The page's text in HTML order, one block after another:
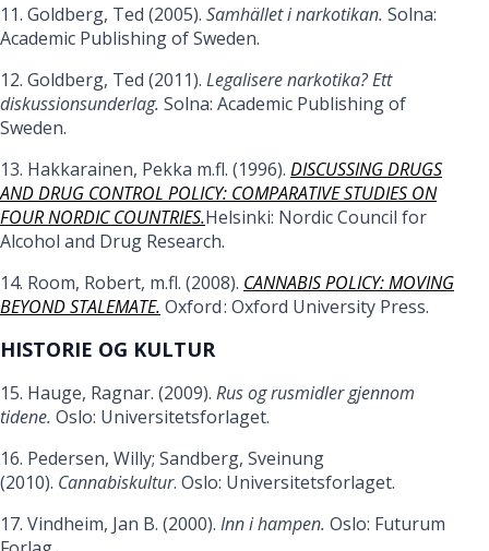
11. Goldberg, Ted (2005). Samhället i narkotikan. Solna:
Academic Publishing of Sweden.
12. Goldberg, Ted (2011). Legalisere narkotika? Ett
diskussionsunderlag. Solna: Academic Publishing of
Sweden.
13. Hakkarainen, Pekka m.fl. (1996). DISCUSSING DRUGS
AND DRUG CONTROL POLICY: COMPARATIVE STUDIES ON
FOUR NORDIC COUNTRIES.Helsinki: Nordic Council for
Alcohol and Drug Research.
14. Room, Robert, m.fl. (2008). CANNABIS POLICY: MOVING
BEYOND STALEMATE. Oxford : Oxford University Press.
HISTORIE OG KULTUR
15. Hauge, Ragnar. (2009). Rus og rusmidler gjennom
tidene. Oslo: Universitetsforlaget.
16. Pedersen, Willy; Sandberg, Sveinung
(2010). Cannabiskultur. Oslo: Universitetsforlaget.
17. Vindheim, Jan B. (2000). Inn i hampen. Oslo: Futurum